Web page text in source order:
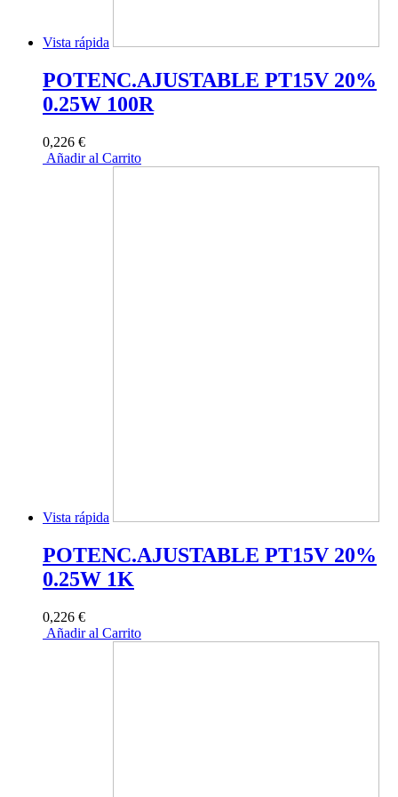
Vista rápida
POTENC.AJUSTABLE PT15V 20%
0.25W 100R
0,226 €
Añadir al Carrito
Vista rápida
POTENC.AJUSTABLE PT15V 20%
0.25W 1K
0,226 €
Añadir al Carrito